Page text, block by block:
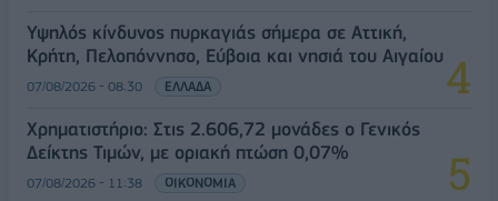
Υψηλός κίνδυνος πυρκαγιάς σήμερα σε Αττική,
Κρήτη, Πελοπόννησο, Εύβοια και νησιά του Αιγαίου
07/08/2026 - 08:30 ΕΛΛΑΔΑ
Χρηματιστήριο: Στις 2.606,72 μονάδες ο Γενικός
Δείκτης Τιμών, με οριακή πτώση 0,07%
07/08/2026 - 11:38 ΟΙΚΟΝΟΜΙΑ